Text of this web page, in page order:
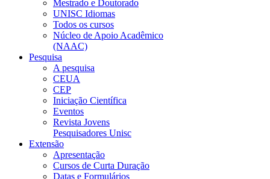
Mestrado e Doutorado
UNISC Idiomas
Todos os cursos
Núcleo de Apoio Acadêmico
(NAAC)
Pesquisa
A pesquisa
CEUA
CEP
Iniciação Científica
Eventos
Revista Jovens
Pesquisadores Unisc
Extensão
Apresentação
Cursos de Curta Duração
Datas e Formulários